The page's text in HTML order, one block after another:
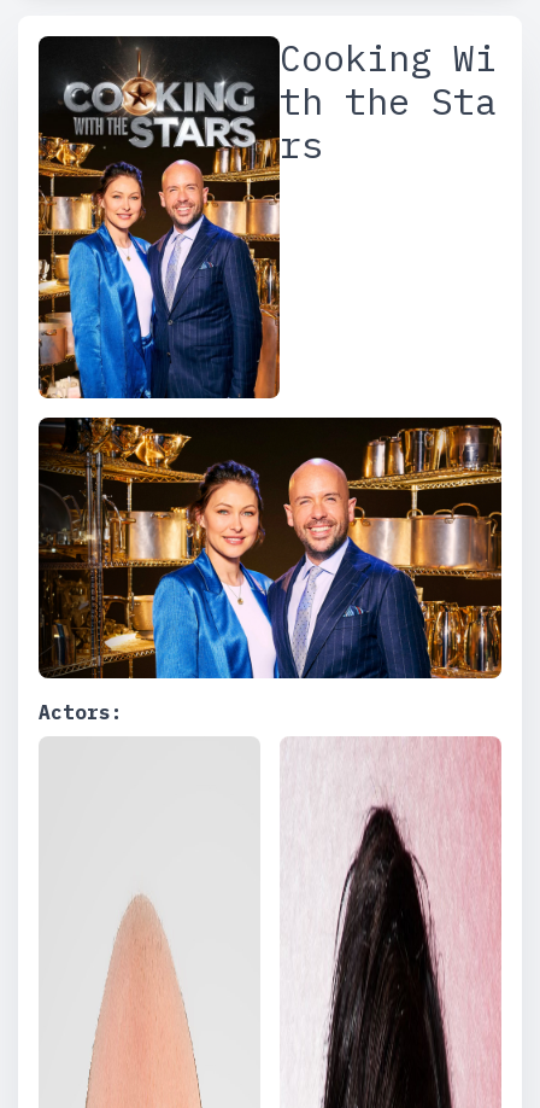
Cooking Wi
th the Sta
rs
Actors: